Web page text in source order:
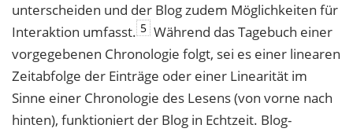
unterscheiden und der Blog zudem Möglichkeiten für
Interaktion umfasst. 5 Während das Tagebuch einer
vorgegebenen Chronologie folgt, sei es einer linearen
Zeitabfolge der Einträge oder einer Linearität im
Sinne einer Chronologie des Lesens (von vorne nach
hinten), funktioniert der Blog in Echtzeit. Blog-